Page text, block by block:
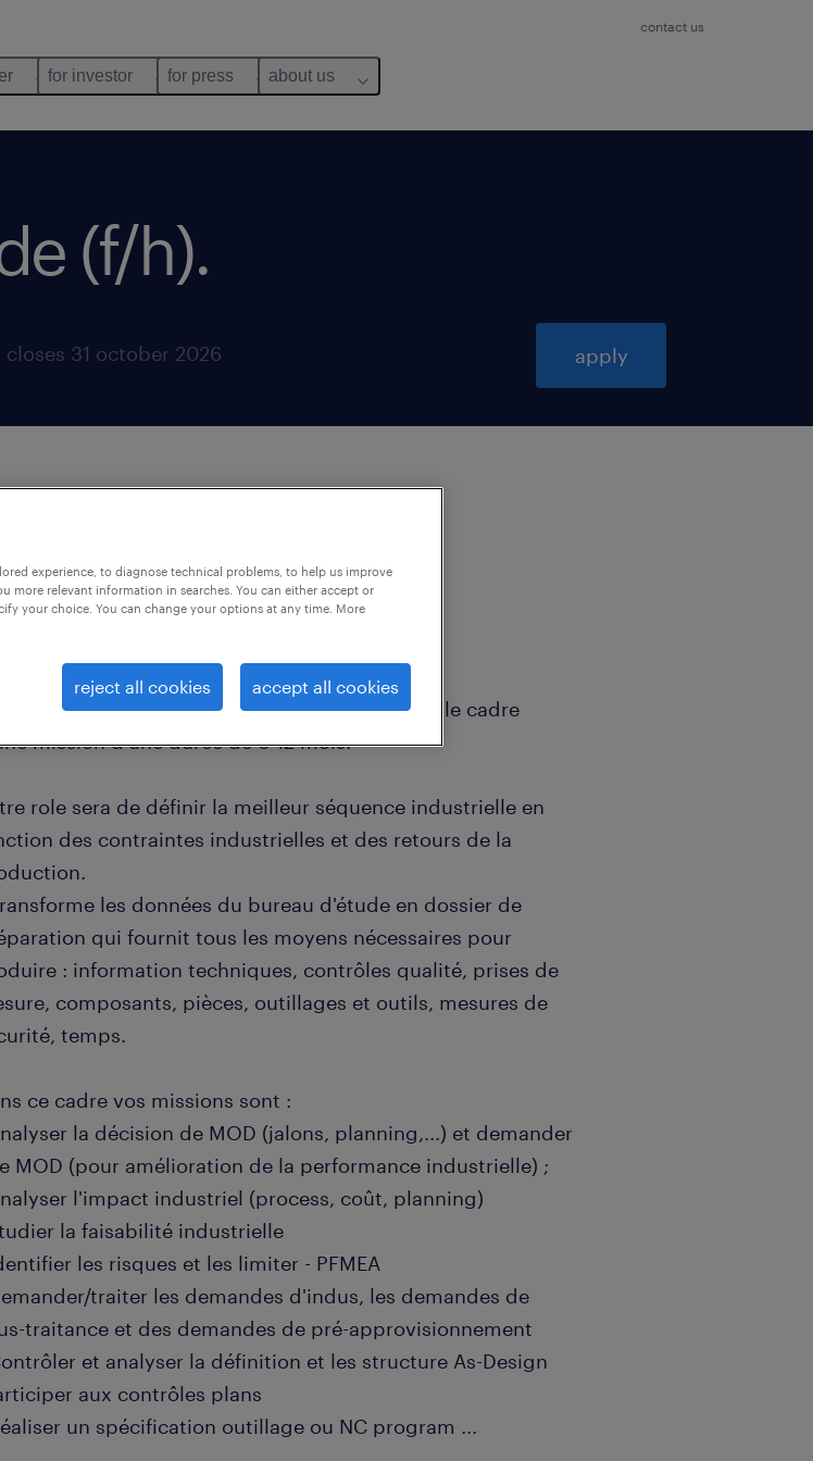
contact us
for investor for press about us
(f/h).
closes 31 october 2026 apply
poste, basé à COLOMIERS est à pourvoir dans le cadre
mission d'une durée de 6-12 mois.
role sera de définir la meilleur séquence industrielle en
des contraintes industrielles et des retours de la
les données du bureau d'étude en dossier de
qui fournit tous les moyens nécessaires pour
: information techniques, contrôles qualité, prises de
composants, pièces, outillages et outils, mesures de
temps.
ce cadre vos missions sont :
la décision de MOD (jalons, planning,...) et demander
MOD (pour amélioration de la performance industrielle) ;
l'impact industriel (process, coût, planning)
la faisabilité industrielle
les risques et les limiter - PFMEA
traiter les demandes d'indus, les demandes de
traitance et des demandes de pré-approvisionnement
et analyser la définition et les structure As-Design
aux contrôles plans
un spécification outillage ou NC program ...
experience, to diagnose technical problems, to help us improve
more relevant information in searches. You can either accept or
your choice. You can change your options at any time. More
reject all cookies accept all cookies